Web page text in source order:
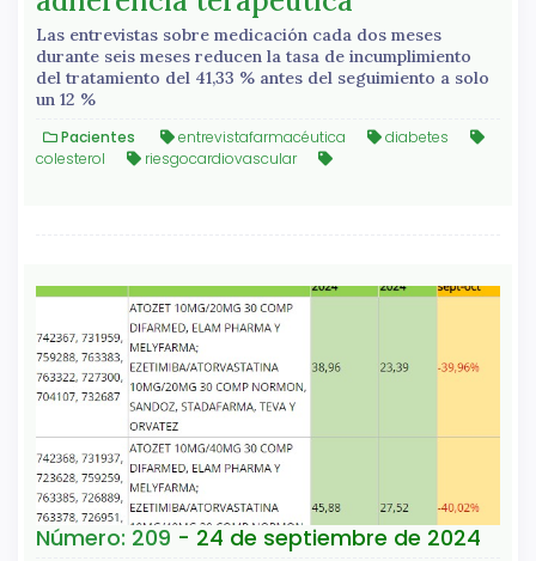
Las entrevistas sobre medicación cada dos meses
durante seis meses reducen la tasa de incumplimiento
del tratamiento del 41,33 % antes del seguimiento a solo
un 12 %
Pacientes entrevistafarmacéutica
diabetes
colesterol
riesgocardiovascular
Número: 209 - 24 de septiembre de 2024